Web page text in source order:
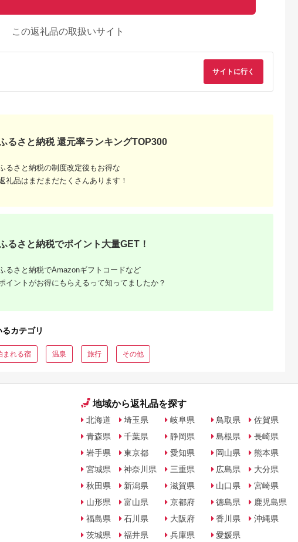
出典：ふるさとチョイ
ス
宮崎県 都城市
300,000円_GI-
C701_(都城市) ゴルフ
ソン クリーブランド
チケット 購入補助券
フェアウェイウッド
ハイブリッド ウエッ
ジ 最新モデル
出典：ふるさとチョイ
群馬県 長野原町
用可能な長野原町ふる
さと感謝券（3,000円
付・スタンダードツイ
ン] 旅行券 チケット
ト 利用券 チケット
この返礼品の取扱いサイト
サイトに行く
るさと納税 還元率ランキングTOP300
るさと納税の制度改定後もお得な
礼品はまだまだたくさんあります！
るさと納税でポイント大量GET！
るさと納税でAmazonギフトコードなど
イントがお得にもらえるって知ってましたか？
カテゴリ
まれる宿 温泉 旅行 その他
地域から返礼品を探す
北海道
青森県
岩手県
宮城県
秋田県
山形県
福島県
茨城県
埼玉県
千葉県
東京都
神奈川県
新潟県
富山県
石川県
福井県
岐阜県
静岡県
愛知県
三重県
滋賀県
京都府
大阪府
兵庫県
鳥取県
島根県
岡山県
広島県
山口県
徳島県
香川県
愛媛県
佐賀県
長崎県
熊本県
大分県
宮崎県
鹿児島県
沖縄県